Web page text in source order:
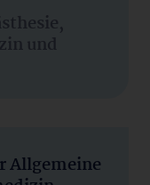
und
Allgemeine